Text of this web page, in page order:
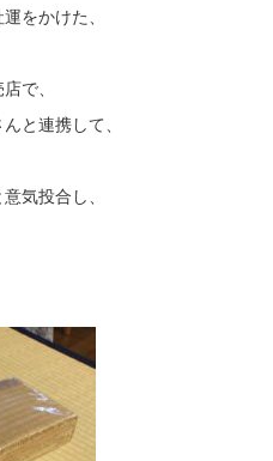
をかけた、
で、
と連携して、
気投合し、